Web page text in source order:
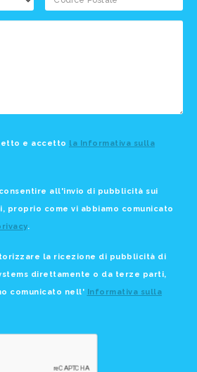
e accetto la Informativa sulla
all'invio di pubblicità sui
proprio come vi abbiamo comunicato
.
la ricezione di pubblicità di
direttamente o da terze parti,
comunicato nell'
Informativa sulla